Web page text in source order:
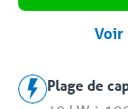
Voir
Plage de